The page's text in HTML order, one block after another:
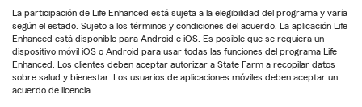
La participación de Life Enhanced está sujeta a la elegibilidad del programa y varía
según el estado. Sujeto a los términos y condiciones del acuerdo. La aplicación Life
Enhanced está disponible para Android e iOS. Es posible que se requiera un
dispositivo móvil iOS o Android para usar todas las funciones del programa Life
Enhanced. Los clientes deben aceptar autorizar a State Farm a recopilar datos
sobre salud y bienestar. Los usuarios de aplicaciones móviles deben aceptar un
acuerdo de licencia.